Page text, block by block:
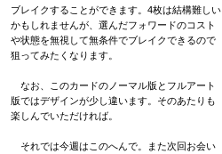
ブレイクすることができます。4枚は結構難しい
かもしれませんが、選んだフォワードのコスト
や状態を無視して無条件でブレイクできるので
狙ってみたくなります。
なお、このカードのノーマル版とフルアート
版ではデザインが少し違います。そのあたりも
楽しんでいただければ。
それでは今週はこのへんで。また次回お会い